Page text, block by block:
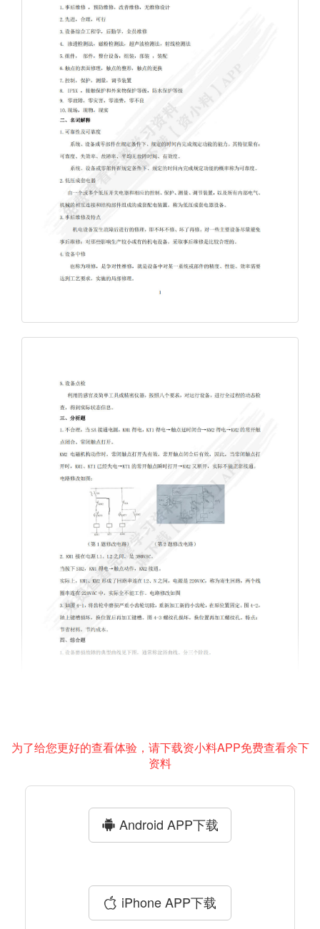
为了给您更好的查看体验，请下载资小料APP免费查看余下
资料
Android APP下载
iPhone APP下载